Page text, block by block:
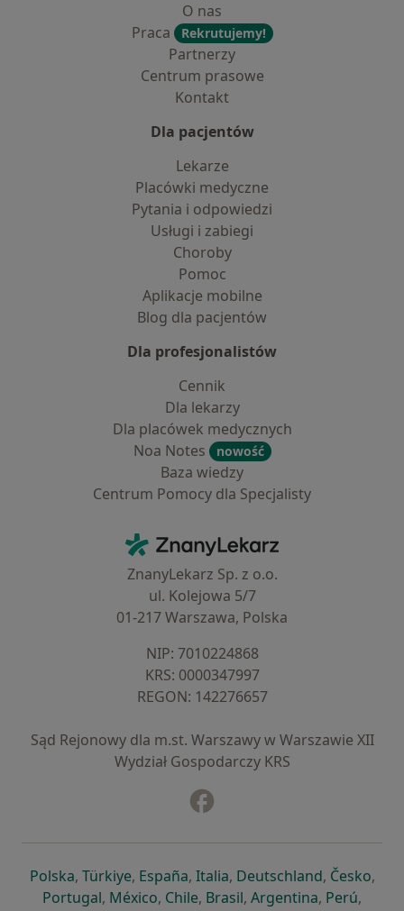
O nas
Praca
Rekrutujemy!
Partnerzy
Centrum prasowe
Kontakt
Dla pacjentów
Lekarze
Placówki medyczne
Pytania i odpowiedzi
Usługi i zabiegi
Choroby
Pomoc
Aplikacje mobilne
Blog dla pacjentów
Dla profesjonalistów
Cennik
Dla lekarzy
Dla placówek medycznych
Noa Notes
nowość
Baza wiedzy
Centrum Pomocy dla Specjalisty
ZnanyLekarz - Strona główna
ZnanyLekarz Sp. z o.o.
ul. Kolejowa 5/7
01-217 Warszawa, Polska
NIP: ⁠7010224868
KRS: ⁠0000347997
REGON: ⁠142276657
Sąd Rejonowy dla m.st. Warszawy w Warszawie XII
Wydział Gospodarczy KRS
Polskaotwiera się w nowej karcie
, Türkiyeotwiera się w nowej karcie
, Españaotwiera się w nowej karcie
, Italiaotwiera się w nowej
, Deutschlandotwiera się
, Česko,
Portugalotwiera się w nowej karcie
, Méxicootwiera się w nowej karcie
, Chileotwiera się w nowej karcie
, Brasilotwiera się w nowej
, Argentinaotwiera się
, Perú,